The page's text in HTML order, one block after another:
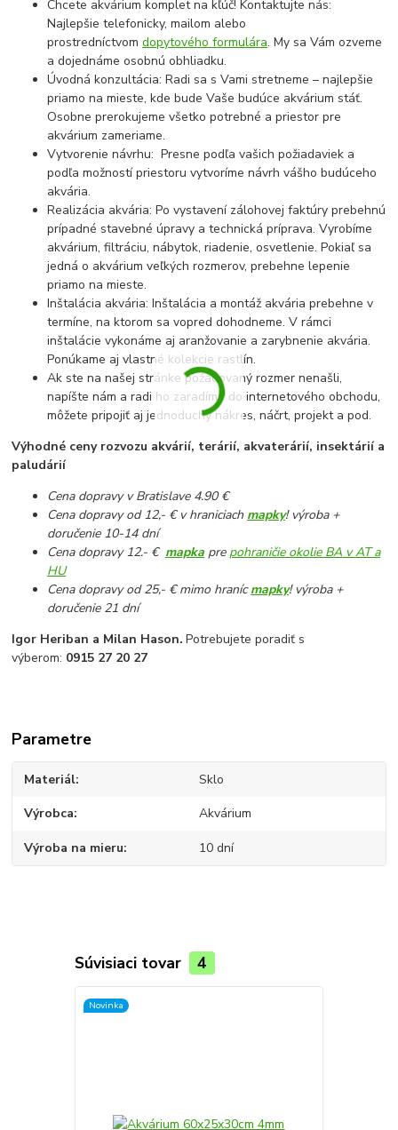
Chcete akvárium komplet na kľúč! Kontaktujte nás:
Najlepšie telefonicky, mailom alebo
prostredníctvomdopytového formulára. My sa Vám ozveme
a dojednáme osobnú obhliadku.
Úvodná konzultácia: Radi sa s Vami stretneme – najlepšie
priamo na mieste, kde bude Vaše budúce akvárium stáť.
Osobne prerokujeme všetko potrebné a priestor pre
akvárium zameriame.
Vytvorenie návrhu: Presne podľa vašich požiadaviek a
podľa možností priestoru vytvoríme návrh vášho budúceho
akvária.
Realizácia akvária: Po vystavení zálohovej faktúry prebehnú
prípadné stavebné úpravy a technická príprava. Vyrobíme
akvárium, filtráciu, nábytok, riadenie, osvetlenie. Pokiaľ sa
jedná o akvárium veľkých rozmerov, prebehne lepenie
priamo na mieste.
Inštalácia akvária: Inštalácia a montáž akvária prebehne v
termíne, na ktorom sa vopred dohodneme. V rámci
inštalácie vykonáme aj aranžovanie a zarybnenie akvária.
Ponúkame aj vlastné kolekcie rastlín.
Ak ste na našej stránke požadovaný rozmer nenašli,
napíšte nám a radi ho zaradíme do internetového obchodu,
môžete pripojiť aj jednoduchý nákres, náčrt, projekt a pod.
Výhodné ceny rozvozu akvárií, terárií, akvaterárií, insektárií a
paludárií
Cena dopravy v Bratislave 4.90 €
Cena dopravy od 12,- € v hraniciach mapky! výroba +
doručenie 10-14 dní
Cena dopravy 12.- € mapka pre pohraničie okolie BA v AT a
HU
Cena dopravy od 25,- € mimo hranícmapky! výroba +
doručenie 21 dní
Igor Heriban a Milan Hason. Potrebujete poradiť s
výberom: 0915 27 20 27
Parametre
Materiál Sklo
Výrobca Akvárium
Výroba na mieru 10 dní
Súvisiaci tovar 4
Novinka